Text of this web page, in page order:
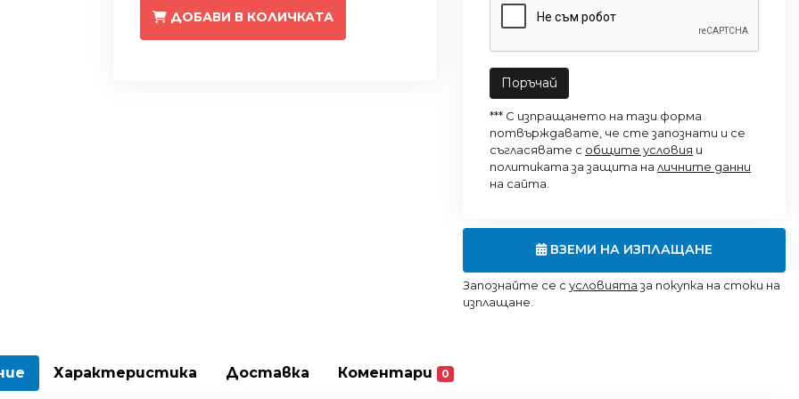
ДОБАВИ В КОЛИЧКАТА
Поръчай
*** С изпращането на тази форма
потвърждавате, че сте запознати и се
съгласявате с общите условия и
политиката за защита на личните данни
на сайта.
ВЗЕМИ НА ИЗПЛАЩАНЕ
Запознайте се с условията за покупка на стоки на
изплащане.
Характеристика Доставка Коментари 0